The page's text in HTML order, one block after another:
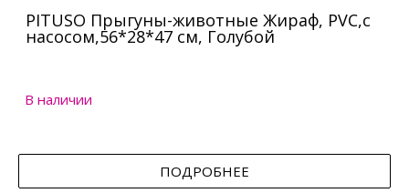
PITUSO Прыгуны-животные Жираф, PVC,с
насосом,56*28*47 см, Голубой
В наличии
ПОДРОБНЕЕ